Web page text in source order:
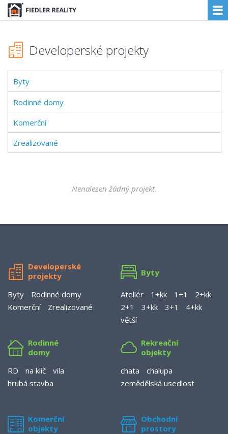
Developerské projekty
Byty
Rodinné domy
Komerční
Zrealizované
Nenalezen žádný projekt.
Developerské
projekty
Byty
Rodinné domy
Komerční
Zrealizované
Byty
Ateliér 1+kk 1+1
2+kk
2+1
3+kk 3+1
4+kk
větší
Rodinné
domy
RD
na klíč
vila
hrubá stavba
Rekreační
objekty
chata
chalupa
zemědělská usedlost
Komerční
objekty
Obchodní
prostory